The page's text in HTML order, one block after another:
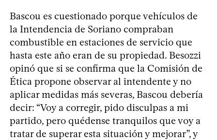
Bascou es cuestionado porque vehículos de
la Intendencia de Soriano compraban
combustible en estaciones de servicio que
hasta este año eran de su propiedad. Besozzi
opinó que si se confirma que la Comisión de
Ética propone observar al intendente y no
aplicar medidas más severas, Bascou debería
decir: “Voy a corregir, pido disculpas a mi
partido, pero quédense tranquilos que voy a
tratar de superar esta situación y mejorar”, y